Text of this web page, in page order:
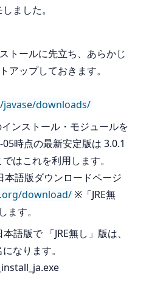
ました。
トールに先立ち、あらかじ
アップしておきます。
downloads/
ンストール・モジュールを
時点の最新安定版は 3.0.1
はこれを利用します。
語版ダウンロードページ
download/※「JRE無
ます。
語版で 「JRE無し」版は、
なります。